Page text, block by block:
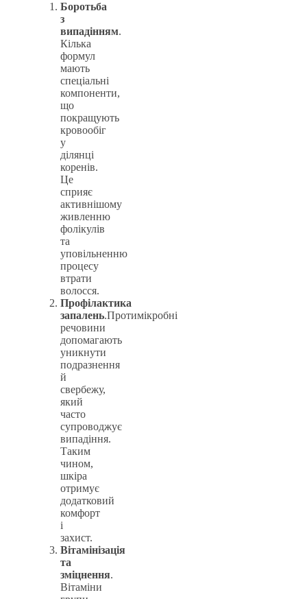
Боротьба
з
випадінням.
Кілька
формул
мають
спеціальні
компоненти,
що
покращують
кровообіг
у
ділянці
коренів.
Це
сприяє
активнішому
живленню
фолікулів
та
уповільненню
процесу
втрати
волосся.
Профілактика
запалень.Протимікробні
речовини
допомагають
уникнути
подразнення
й
свербежу,
який
часто
супроводжує
випадіння.
Таким
чином,
шкіра
отримує
додатковий
комфорт
і
захист.
Вітамінізація
та
зміцнення.
Вітаміни